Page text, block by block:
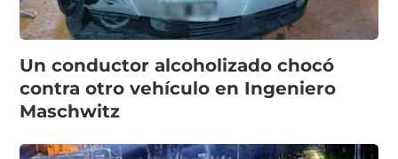
Un conductor alcoholizado chocó
contra otro vehículo en Ingeniero
Maschwitz